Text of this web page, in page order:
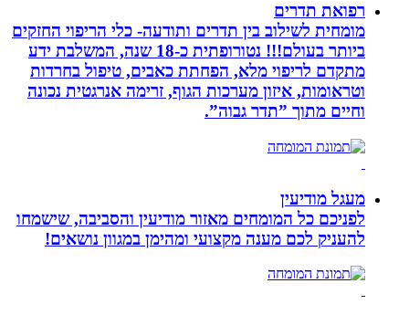
רפואת תדרים
מומחית לשילוב בין תדרים ותודעה- כלי הריפוי החזקים
ביותר בעולם!!! נטורופתית כ-18 שנה, המשלבת ידע
מתקדם לריפוי מלא, הפחתת כאבים, טיפול בחרדות
וטראומות, איזון מערכות הגוף, זרימה אנרגטית נכונה
וחיים מתוך ”תדר גבוה”.
מעגל מודיעין
לפניכם כל המומחים מאזור מודיעין והסביבה, שישמחו
להעניק לכם מענה מקצועי ומהימן במגוון נושאים!